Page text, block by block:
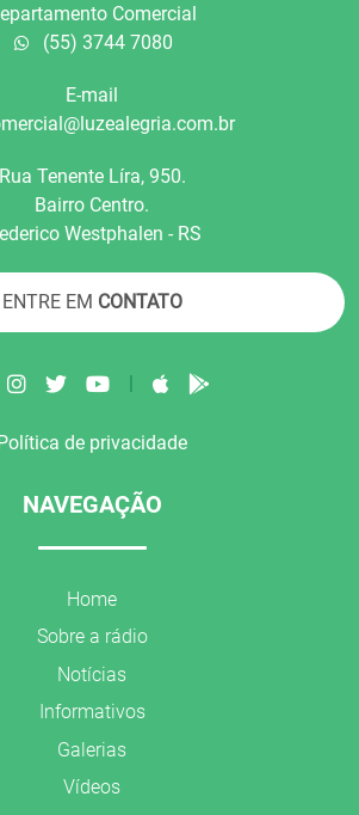
Comercial
(55) 3744 7080
E-mail
Rua Tenente Líra, 950.
Bairro Centro.
Westphalen - RS
ENTRE EM CONTATO
de privacidade
NAVEGAÇÃO
Home
Sobre a rádio
Notícias
Informativos
Galerias
Vídeos